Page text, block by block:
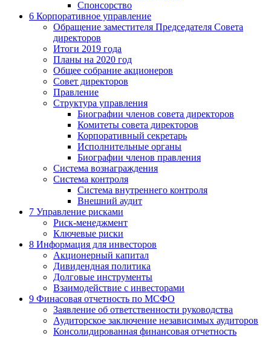
Спонсорство
6 Корпоративное управление
Обращение заместителя Председателя Совета
директоров
Итоги 2019 года
Планы на 2020 год
Общее собрание акционеров
Совет директоров
Правление
Структура управления
Биографии членов совета директоров
Комитеты совета директоров
Корпоративный секретарь
Исполнительные органы
Биографии членов правления
Система вознаграждения
Система контроля
Система внутреннего контроля
Внешний аудит
7 Управление рисками
Риск-менеджмент
Ключевые риски
8 Информация для инвесторов
Акционерный капитал
Дивидендная политика
Долговые инструменты
Взаимодействие с инвеcторами
9 Финасовая отчетность по МСФО
Заявление об ответственности руководства
Аудиторское заключение независимых аудиторов
Консолидированная финансовая отчетность